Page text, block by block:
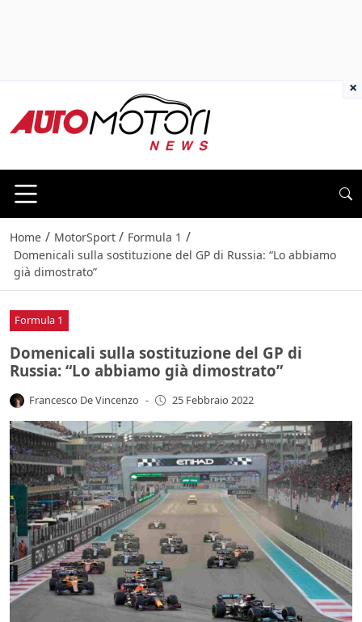
Home / MotorSport / Formula 1 /
Domenicali sulla sostituzione del GP di Russia: “Lo abbiamo
già dimostrato”
Formula 1
Domenicali sulla sostituzione del GP di
Russia: “Lo abbiamo già dimostrato”
Francesco De Vincenzo - 25 Febbraio 2022
×